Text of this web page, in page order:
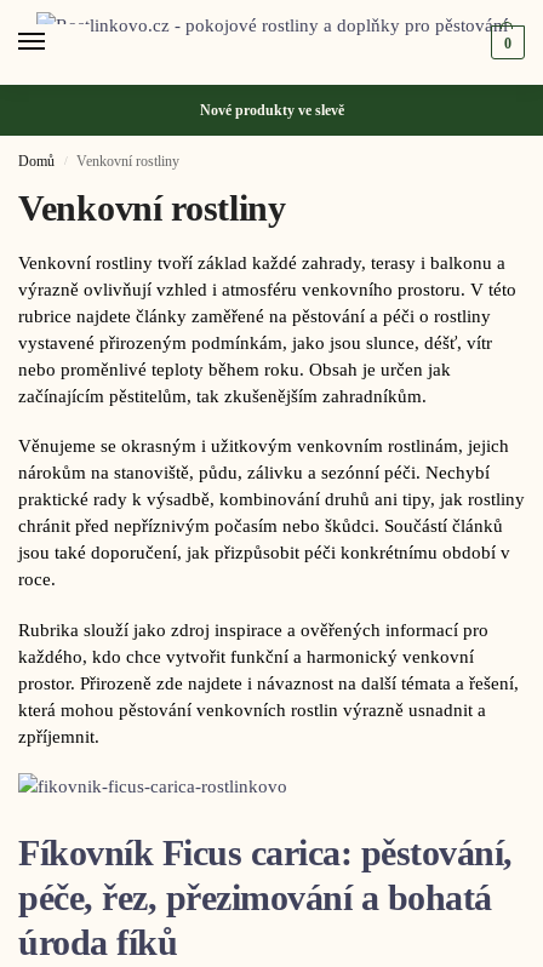
0
Nové produkty ve slevě
Domů / Venkovní rostliny
Venkovní rostliny
Venkovní rostliny tvoří základ každé zahrady, terasy i balkonu a
výrazně ovlivňují vzhled i atmosféru venkovního prostoru. V této
rubrice najdete články zaměřené na pěstování a péči o rostliny
vystavené přirozeným podmínkám, jako jsou slunce, déšť, vítr
nebo proměnlivé teploty během roku. Obsah je určen jak
začínajícím pěstitelům, tak zkušenějším zahradníkům.
Věnujeme se okrasným i užitkovým venkovním rostlinám, jejich
nárokům na stanoviště, půdu, zálivku a sezónní péči. Nechybí
praktické rady k výsadbě, kombinování druhů ani tipy, jak rostliny
chránit před nepříznivým počasím nebo škůdci. Součástí článků
jsou také doporučení, jak přizpůsobit péči konkrétnímu období v
roce.
Rubrika slouží jako zdroj inspirace a ověřených informací pro
každého, kdo chce vytvořit funkční a harmonický venkovní
prostor. Přirozeně zde najdete i návaznost na další témata a řešení,
která mohou pěstování venkovních rostlin výrazně usnadnit a
zpříjemnit.
Fíkovník Ficus carica: pěstování,
péče, řez, přezimování a bohatá
úroda fíků